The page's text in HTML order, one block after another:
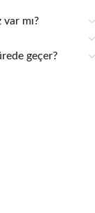
mı?
geçer?